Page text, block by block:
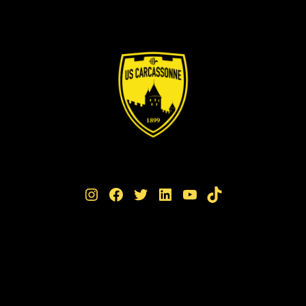
Instagram Facebook Twitter LinkedIn YouTube TikTok